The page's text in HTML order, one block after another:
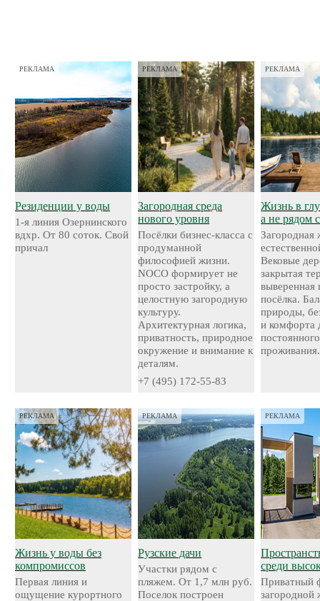
РЕКЛАМА
Резиденции у воды
1-я линия Озернинского
вдхр. От 80 соток. Свой
причал
РЕКЛАМА
Загородная среда
нового уровня
Посёлки бизнес-класса с
продуманной
философией жизни.
NOCO формирует не
просто застройку, а
целостную загородную
культуру.
Архитектурная логика,
приватность, природное
окружение и внимание к
деталям.
+7 (495) 172-55-83
РЕКЛАМА
Жизнь в
а не рядом
Загородная
Вековые
закрытая
выверенная
посёлка.
природы,
и комфорта
постоянного
проживания.
РЕКЛАМА
Жизнь у воды без
компромиссов
Первая линия и
ощущение курортного
РЕКЛАМА
Рузские дачи
Участки рядом с
пляжем. От 1,7 млн руб.
Поселок построен
РЕКЛАМА
среди
Приватный
загородной